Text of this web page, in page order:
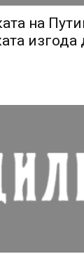
на
изгода